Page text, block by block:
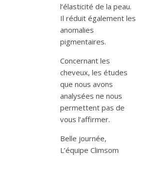
l’élasticité de la peau.
Il réduit également les
anomalies
pigmentaires.
Concernant les
cheveux, les études
que nous avons
analysées ne nous
permettent pas de
vous l’affirmer.
Belle journée,
L’équipe Climsom